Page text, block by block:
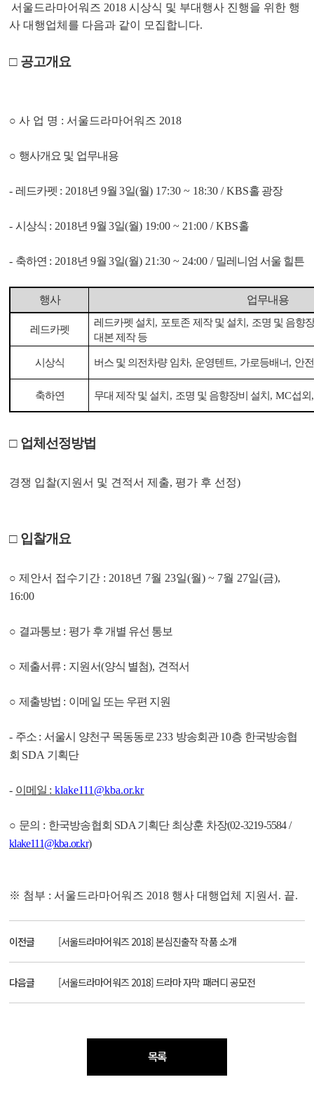
서울드라마어워즈 2018시상식 및 부대행사 진행을 위한 행
사 대행업체를 다음과 같이 모집합니다.
□ 공고개요
○사 업 명 :서울드라마어워즈 2018
○ 행사개요 및 업무내용
- 레드카펫 : 2018년 9월 3일(월) 17:30 ~ 18:30 / KBS홀 광장
-시상식 : 2018년 9월 3일(월) 19:00 ~ 21:00 / KBS홀
- 축하연 : 2018년 9월 3일(월) 21:30 ~ 24:00 / 밀레니엄 서울 힐튼
행사 업무내용
레드카펫
레드카펫 설치 , 포토존 제작 및 설치 , 조명 및 음향
대본 제작 등
시상식 버스 및 의전차량 임차, 운영텐트, 가로등배너, 안
축하연 무대 제작 및 설치 , 조명 및 음향장비 설치 , MC섭외
□ 업체선정방법
경쟁 입찰(지원서 및 견적서 제출, 평가 후 선정)
□ 입찰개요
○제안서 접수기간 : 2018년 7월 23일(월) ~ 7월 27일(금),
16:00
○ 결과통보 : 평가 후 개별 유선 통보
○제출서류 : 지원서(양식 별첨), 견적서
○제출방법 : 이메일 또는 우편 지원
- 주소 :서울시 양천구 목동동로 233 방송회관10층 한국방송협
회 SDA 기획단
- 이메일 :klake111@kba.or.kr
○ 문의 : 한국방송협회 SDA 기획단 최상훈 차장(02-3219-5584 /
klake111@kba.or.kr)
※ 첨부 :서울드라마어워즈 2018 행사 대행업체 지원서 . 끝.
이전글 [서울드라마어워즈 2018] 본심진출작 작품 소개
다음글 [서울드라마어워즈 2018] 드라마 자막 패러디 공모전
목록